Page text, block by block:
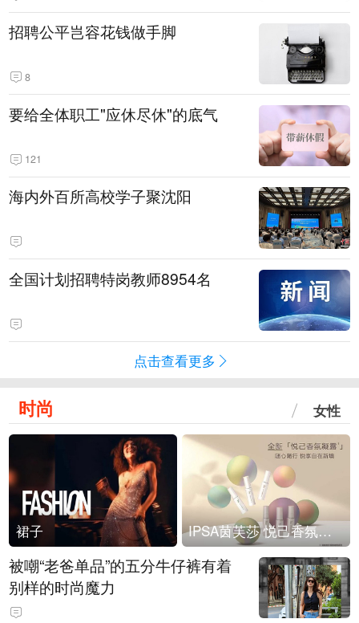
招聘公平岂容花钱做手脚
8
要给全体职工"应休尽休"的底气
121
海内外百所高校学子聚沈阳
全国计划招聘特岗教师8954名
点击查看更多
时尚 女性
裙子 IPSA茵芙莎 悦己香氛凝露上市
被嘲“老爸单品”的五分牛仔裤有着
别样的时尚魔力